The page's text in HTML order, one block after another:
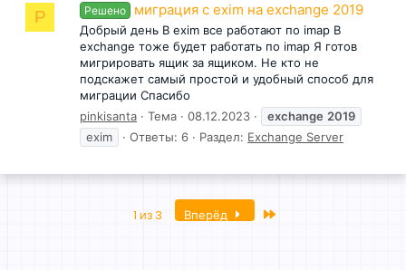
P Решено миграция c exim на exchange 2019
Добрый день В exim все работают по imap В
exchange тоже будет работать по imap Я готов
мигрировать ящик за ящиком. Не кто не
подскажет самый простой и удобный способ для
миграции Спасибо
pinkisanta
Тема 08.12.2023 exchange 2019
exim
Ответы: 6 Раздел: Exchange Server
1 из 3 Вперёд